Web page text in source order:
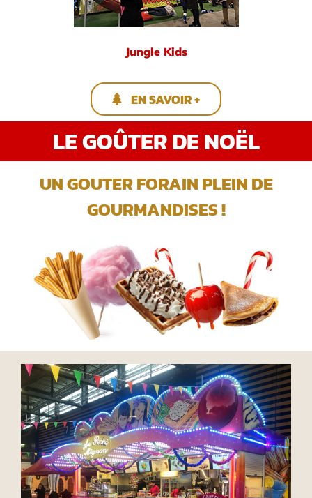
Jungle Kids
EN SAVOIR +
LE GOÛTER DE NOËL
UN GOUTER FORAIN PLEIN DE
GOURMANDISES !